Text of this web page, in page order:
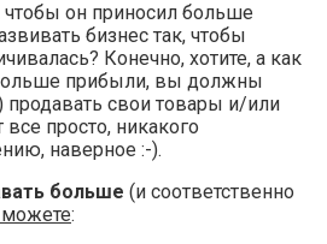
чтобы он приносил больше
бизнес так, чтобы
Конечно, хотите, а как
прибыли, вы должны
свои товары и/или
все просто, никакого
наверное :-).
больше (и соответственно
: